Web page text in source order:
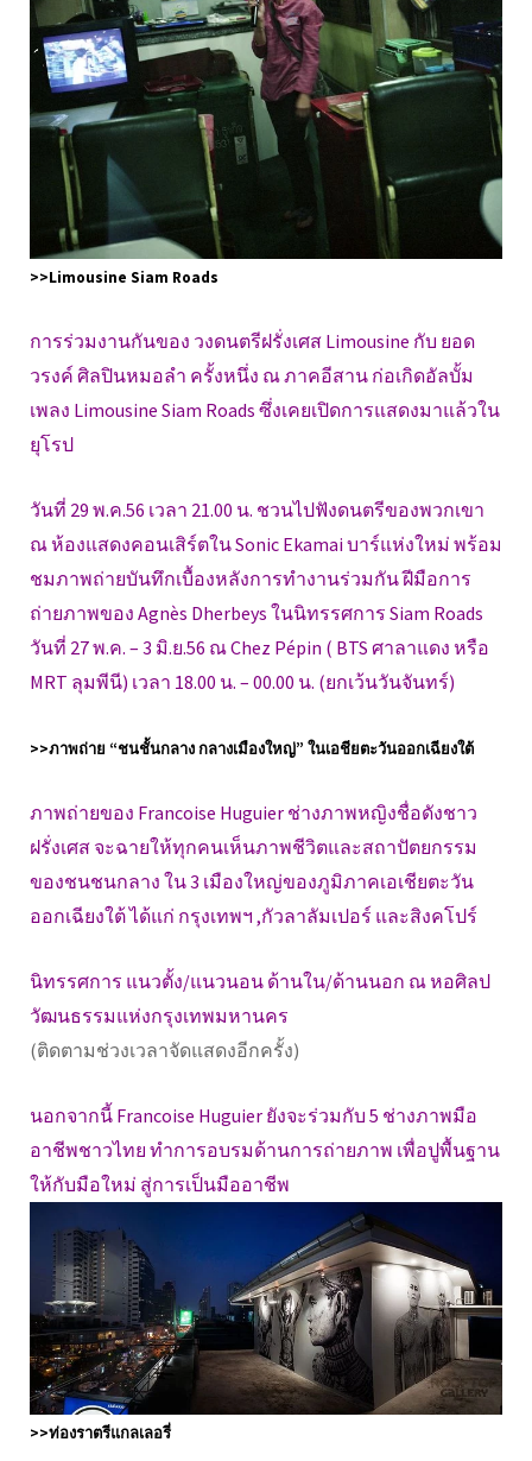
>>Limousine Siam Roads
การร่วมงานกันของ วงดนตรีฝรั่งเศส Limousine กับ ยอด
วรงค์ ศิลปินหมอลำ ครั้งหนึ่ง ณ ภาคอีสาน ก่อเกิดอัลบั้ม
เพลง Limousine Siam Roads ซึ่งเคยเปิดการแสดงมาแล้วใน
ยุโรป
วันที่ 29 พ.ค.56 เวลา 21.00 น. ชวนไปฟังดนตรีของพวกเขา
ณ ห้องแสดงคอนเสิร์ตใน Sonic Ekamai บาร์แห่งใหม่ พร้อม
ชมภาพถ่ายบันทึกเบื้องหลังการทำงานร่วมกัน ฝีมือการ
ถ่ายภาพของ Agnès Dherbeys ในนิทรรศการ Siam Roads
วันที่ 27 พ.ค. – 3 มิ.ย.56 ณ Chez Pépin ( BTS ศาลาแดง หรือ
MRT ลุมพีนี) เวลา 18.00 น. – 00.00 น. (ยกเว้นวันจันทร์)
>>ภาพถ่าย “ชนชั้นกลาง กลางเมืองใหญ่” ในเอชียตะวันออกเฉียงใต้
ภาพถ่ายของ Francoise Huguier ช่างภาพหญิงชื่อดังชาว
ฝรั่งเศส จะฉายให้ทุกคนเห็นภาพชีวิตและสถาปัตยกรรม
ของชนชนกลาง ใน 3 เมืองใหญ่ของภูมิภาคเอเชียตะวัน
ออกเฉียงใต้ ได้แก่ กรุงเทพฯ ,กัวลาลัมเปอร์ และสิงคโปร์
นิทรรศการ แนวตั้ง/แนวนอน ด้านใน/ด้านนอก ณ หอศิลป
วัฒนธรรมแห่งกรุงเทพมหานคร
(ติดตามช่วงเวลาจัดแสดงอีกครั้ง)
นอกจากนี้ Francoise Huguier ยังจะร่วมกับ 5 ช่างภาพมือ
อาชีพชาวไทย ทำการอบรมด้านการถ่ายภาพ เพื่อปูพื้นฐาน
ให้กับมือใหม่ สู่การเป็นมืออาชีพ
>>ท่องราตรีแกลเลอรี่